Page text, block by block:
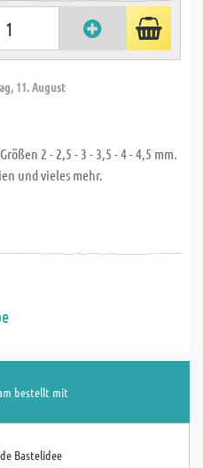
11. August
2 - 2,5 - 3 - 3,5 - 4 - 4,5 mm.
und vieles mehr.
bestellt mit
Bastelidee